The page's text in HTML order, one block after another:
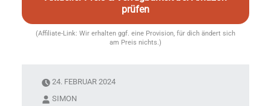
prüfen
(Affiliate-Link: Wir erhalten ggf. eine Provision, für dich ändert sich
am Preis nichts.)
24. FEBRUAR 2024
SIMON